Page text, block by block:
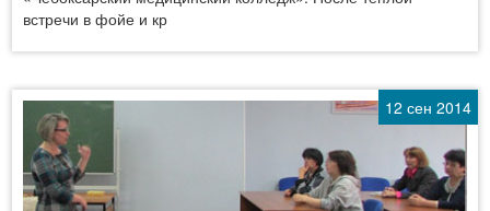
встречи в фойе и кр
12 сен 2014